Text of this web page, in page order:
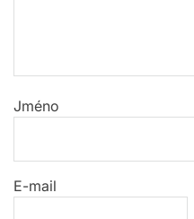
Jméno
E-mail